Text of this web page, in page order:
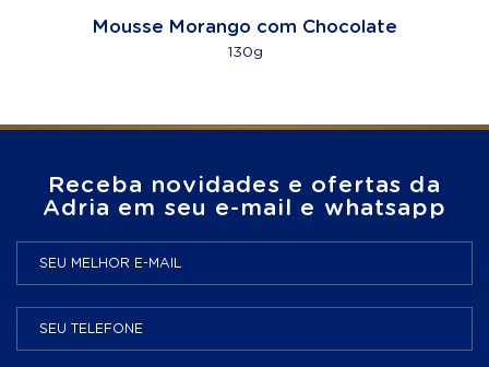
Mousse Morango com Chocolate
130g
Receba novidades e ofertas da
Adria em seu e-mail e whatsapp